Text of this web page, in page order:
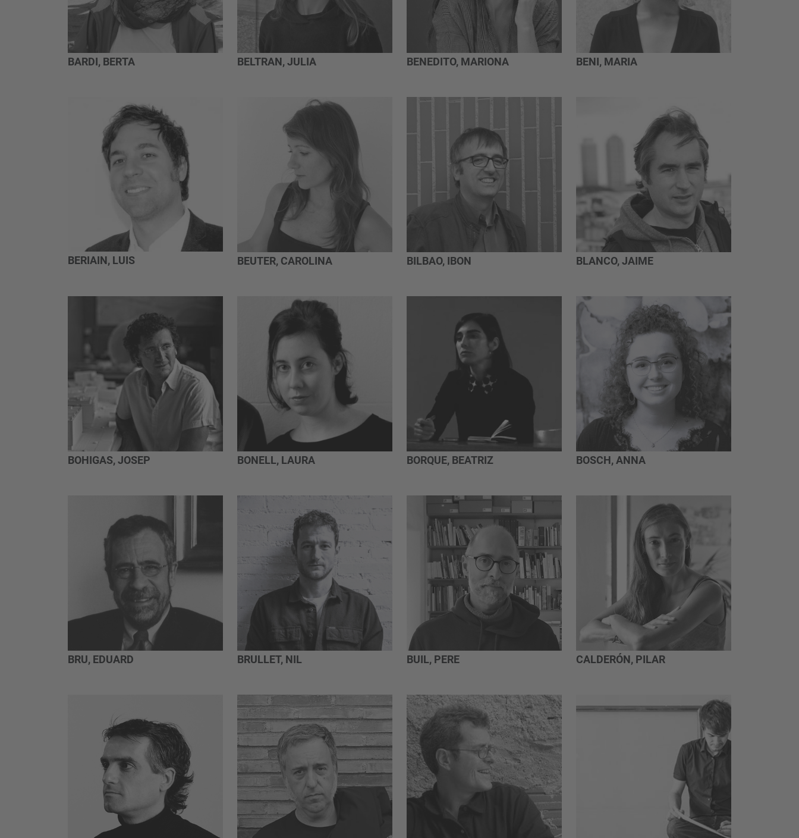
BARDI, BERTA BELTRAN, JULIA BENEDITO, MARIONA BENI, MARIA
BERIAIN, LUIS BEUTER, CAROLINA BILBAO, IBON BLANCO, JAIME
BOHIGAS, JOSEP BONELL, LAURA BORQUE, BEATRIZ BOSCH, ANNA
BRU, EDUARD BRULLET, NIL BUIL, PERE CALDERÓN, PILAR